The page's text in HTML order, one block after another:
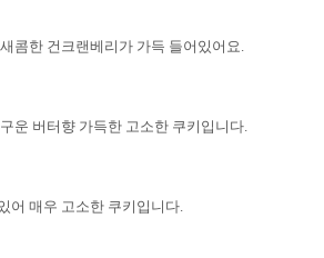
콤한 건크랜베리가 가득 들어있어요.
운 버터향 가득한 고소한 쿠키입니다.
어 매우 고소한 쿠키입니다.